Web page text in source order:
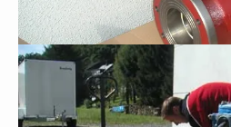
Schmutzwasser-Tauchpumpe